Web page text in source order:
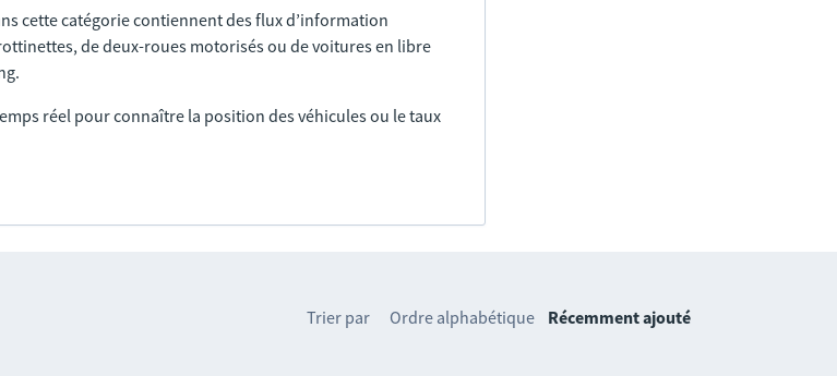
cette catégorie contiennent des flux d’information
de deux-roues motorisés ou de voitures en libre
réel pour connaître la position des véhicules ou le taux
Trier par Ordre alphabétique Récemment ajouté